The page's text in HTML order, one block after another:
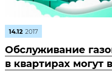
14.12 2017
Обслуживание
в квартирах могут